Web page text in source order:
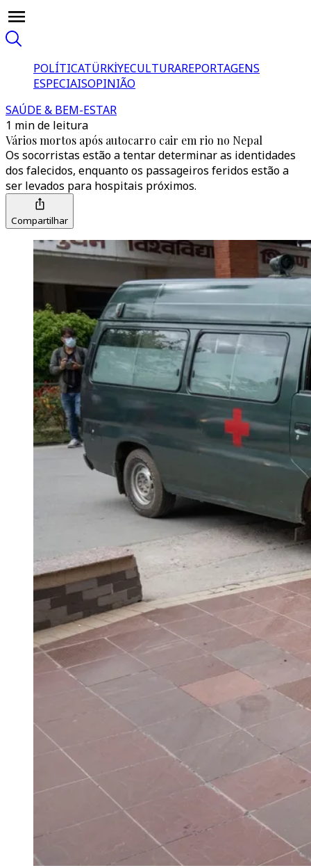
POLÍTICATÜRKİYECULTURAREPORTAGENS
ESPECIAISOPINIÃO
SAÚDE & BEM-ESTAR
1 min de leitura
Vários mortos após autocarro cair em rio no Nepal
Os socorristas estão a tentar determinar as identidades
dos falecidos, enquanto os passageiros feridos estão a
ser levados para hospitais próximos.
Compartilhar